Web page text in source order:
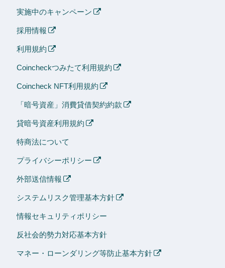
実施中のキャンペーン
採用情報
利用規約
Coincheckつみたて利用規約
Coincheck NFT利用規約
「暗号資産」消費貸借契約約款
貸暗号資産利用規約
特商法について
プライバシーポリシー
外部送信情報
システムリスク管理基本方針
情報セキュリティポリシー
反社会的勢力対応基本方針
マネー・ローンダリング等防止基本方針